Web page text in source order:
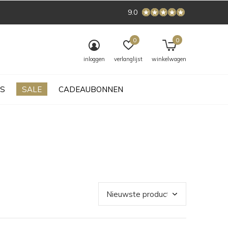
SALE CADEAUBONNEN
inloggen verlanglijst
0
winkelwagen
0
9.0